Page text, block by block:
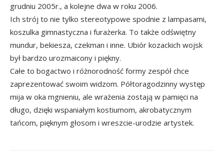
grudniu 2005r., a kolejne dwa w roku 2006.
Ich strój to nie tylko stereotypowe spodnie z lampasami,
koszulka gimnastyczna i furażerka. To także odświętny
mundur, bekiesza, czekman i inne. Ubiór kozackich wojsk
był bardzo urozmaicony i piękny.
Całe to bogactwo i różnorodność formy zespół chce
zaprezentować swoim widzom. Półtoragodzinny występ
mija w oka mgnieniu, ale wrażenia zostają w pamięci na
długo, dzięki wspaniałym kostiumom, akrobatycznym
tańcom, pięknym głosom i wreszcie-urodzie artystek.